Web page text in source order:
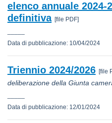
elenco annuale 2024-
definitiva [file PDF]
Data di pubblicazione: 10/04/2024
Triennio 2024/2026 [file
deliberazione della Giunta
Data di pubblicazione: 12/01/2024